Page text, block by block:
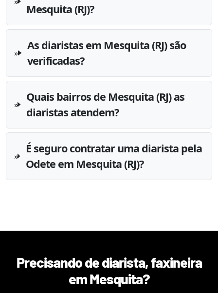
Mesquita (RJ)?
As diaristas em Mesquita (RJ) são
verificadas?
Quais bairros de Mesquita (RJ) as
diaristas atendem?
É seguro contratar uma diarista pela
Odete em Mesquita (RJ)?
Precisando de diarista, faxineira
emMesquita?